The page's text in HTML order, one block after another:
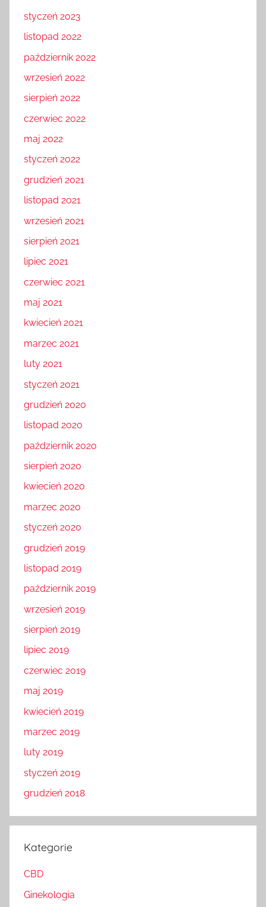
styczeń 2023
listopad 2022
październik 2022
wrzesień 2022
sierpień 2022
czerwiec 2022
maj 2022
styczeń 2022
grudzień 2021
listopad 2021
wrzesień 2021
sierpień 2021
lipiec 2021
czerwiec 2021
maj 2021
kwiecień 2021
marzec 2021
luty 2021
styczeń 2021
grudzień 2020
listopad 2020
październik 2020
sierpień 2020
kwiecień 2020
marzec 2020
styczeń 2020
grudzień 2019
listopad 2019
październik 2019
wrzesień 2019
sierpień 2019
lipiec 2019
czerwiec 2019
maj 2019
kwiecień 2019
marzec 2019
luty 2019
styczeń 2019
grudzień 2018
Kategorie
CBD
Ginekologia